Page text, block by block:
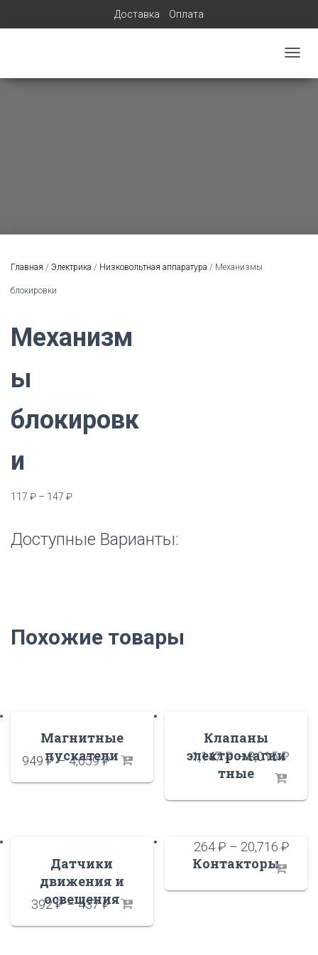
Доставка Оплата
Е
Главная / Электрика / Низковольтная аппаратура / Механизмы
блокировки
Механизм
ы
блокировк
и
117 ₽ – 147 ₽
Доступные Варианты:
Похожие товары
Магнитные
пускатели
949₽–4,659₽
Клапаны
электромагни
тные
1,147₽–3,015₽
Датчики
движения и
освещения
392₽–437₽
Контакторы
264₽ – 20,716 ₽